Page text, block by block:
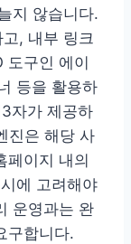
지 않습니다.
, 내부 링크
도구인 에이
등을 활용하
자가 제공하
진은 해당 사
페이지 내의
에 고려해야
운영과는 완
구합니다.